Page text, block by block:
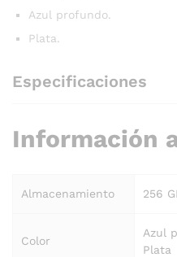
Azul profundo.
Plata.
Especificaciones
Información
Almacenamiento 256
Color
Azul
Plata